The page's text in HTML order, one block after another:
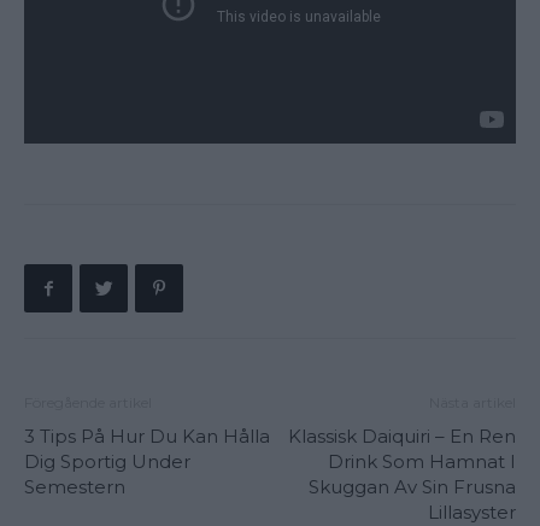
3 Tips På Hur Du Kan Hålla
Dig Sportig Under
Semestern
Klassisk Daiquiri – En Ren
Drink Som Hamnat I
Skuggan Av Sin Frusna
Lillasyster